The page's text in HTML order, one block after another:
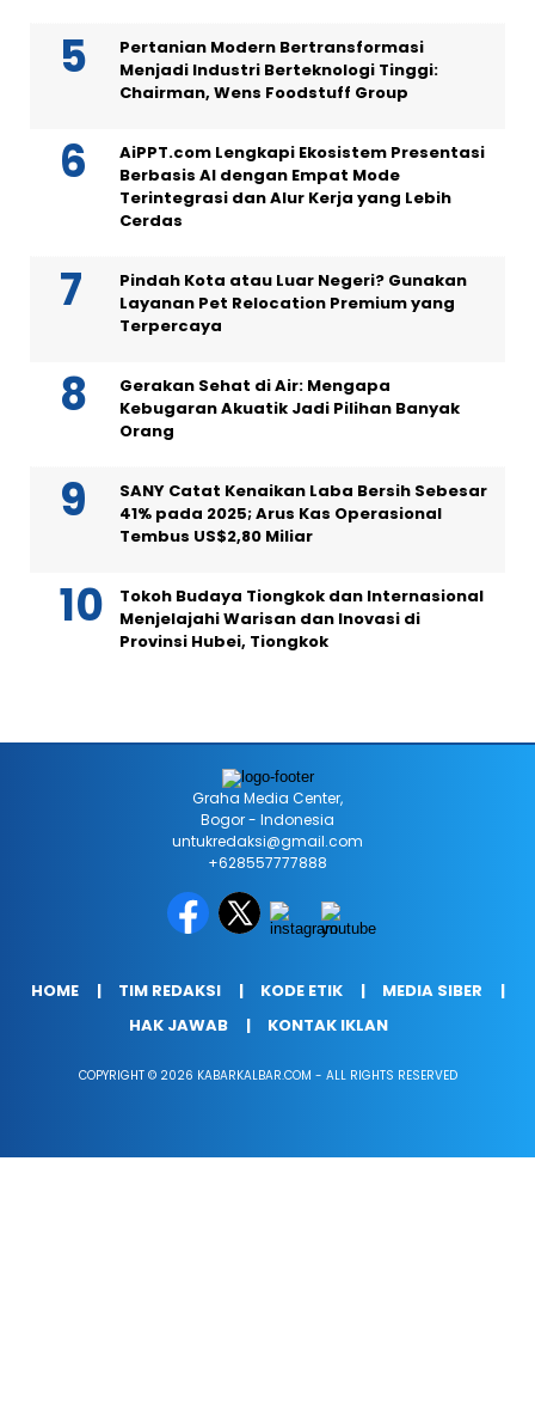
Pertanian Modern Bertransformasi
Menjadi Industri Berteknologi Tinggi:
Chairman, Wens Foodstuff Group
AiPPT.com Lengkapi Ekosistem Presentasi
Berbasis AI dengan Empat Mode
Terintegrasi dan Alur Kerja yang Lebih
Cerdas
Pindah Kota atau Luar Negeri? Gunakan
Layanan Pet Relocation Premium yang
Terpercaya
Gerakan Sehat di Air: Mengapa
Kebugaran Akuatik Jadi Pilihan Banyak
Orang
SANY Catat Kenaikan Laba Bersih Sebesar
41% pada 2025; Arus Kas Operasional
Tembus US$2,80 Miliar
Tokoh Budaya Tiongkok dan Internasional
Menjelajahi Warisan dan Inovasi di
Provinsi Hubei, Tiongkok
Graha Media Center,
Bogor - Indonesia
untukredaksi@gmail.com
+628557777888
HOME TIM REDAKSI KODE ETIK
MEDIA SIBER
HAK JAWAB
KONTAK IKLAN
COPYRIGHT © 2026 KABARKALBAR.COM - ALL RIGHTS RESERVED